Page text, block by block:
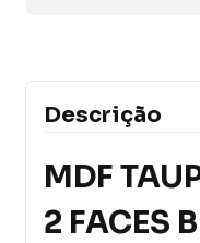
Descrição
MDF
2 FACES